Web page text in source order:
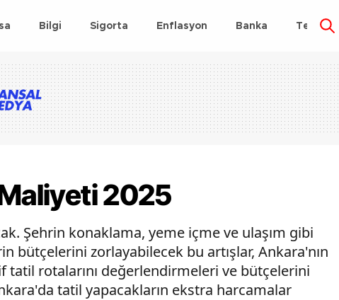
Bilgi Sigorta Enflasyon Banka Teknoloji
2025
Şehrin konaklama, yeme içme ve ulaşım gibi
bütçelerini zorlayabilecek bu artışlar, Ankara'nın
rotalarını değerlendirmeleri ve bütçelerini
tatil yapacakların ekstra harcamalar